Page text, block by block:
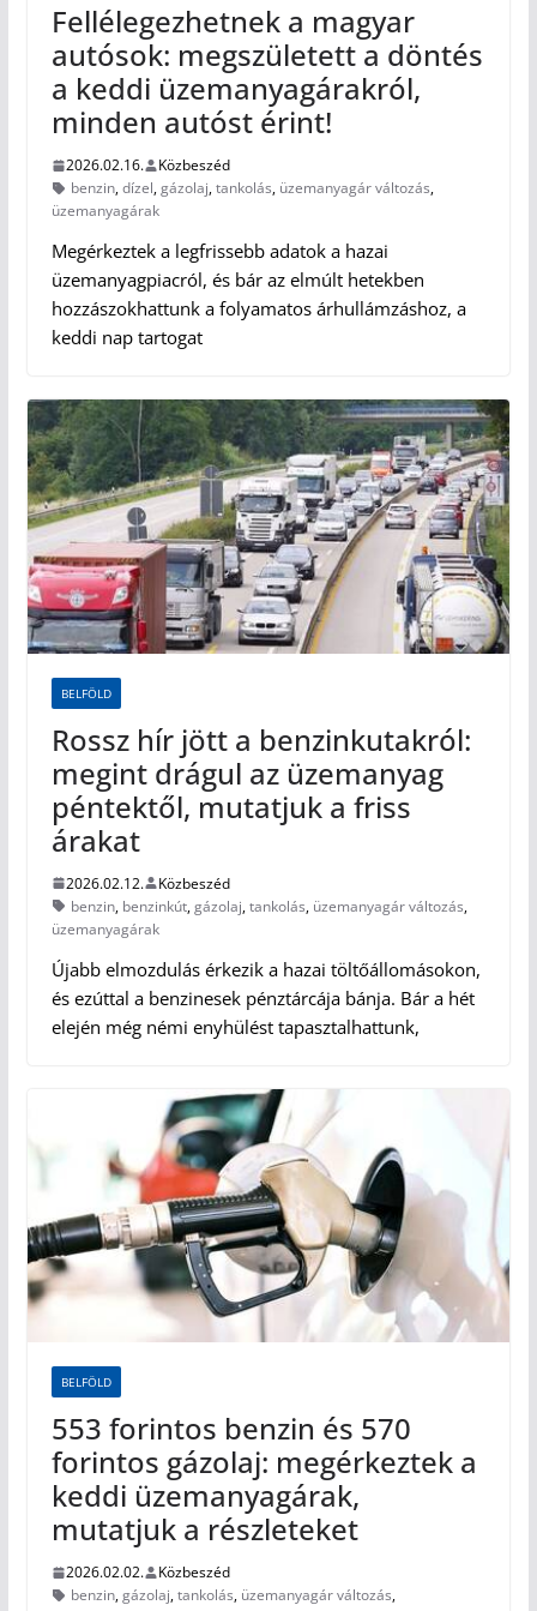
Fellélegezhetnek a magyar
autósok: megszületett a döntés
a keddi üzemanyagárakról,
minden autóst érint!
2026.02.16.
Közbeszéd
benzin,dízel,gázolaj,tankolás, üzemanyagár változás,
üzemanyagárak
Megérkeztek a legfrissebb adatok a hazai
üzemanyagpiacról, és bár az elmúlt hetekben
hozzászokhattunk a folyamatos árhullámzáshoz, a
keddi nap tartogat
BELFÖLD
Rossz hír jött a benzinkutakról:
megint drágul az üzemanyag
péntektől, mutatjuk a friss
árakat
2026.02.12.
Közbeszéd
benzin, benzinkút,gázolaj,tankolás, üzemanyagár változás,
üzemanyagárak
Újabb elmozdulás érkezik a hazai töltőállomásokon,
és ezúttal a benzinesek pénztárcája bánja. Bár a hét
elején még némi enyhülést tapasztalhattunk,
BELFÖLD
553 forintos benzin és 570
forintos gázolaj: megérkeztek a
keddi üzemanyagárak,
mutatjuk a részleteket
2026.02.02.
Közbeszéd
benzin,gázolaj,tankolás, üzemanyagár változás,